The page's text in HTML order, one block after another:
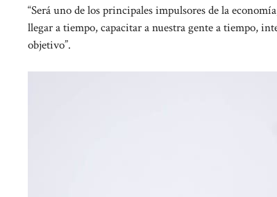
“Será uno de los principales impulsores de la
llegar a tiempo, capacitar a nuestra gente a tiempo,
objetivo”.